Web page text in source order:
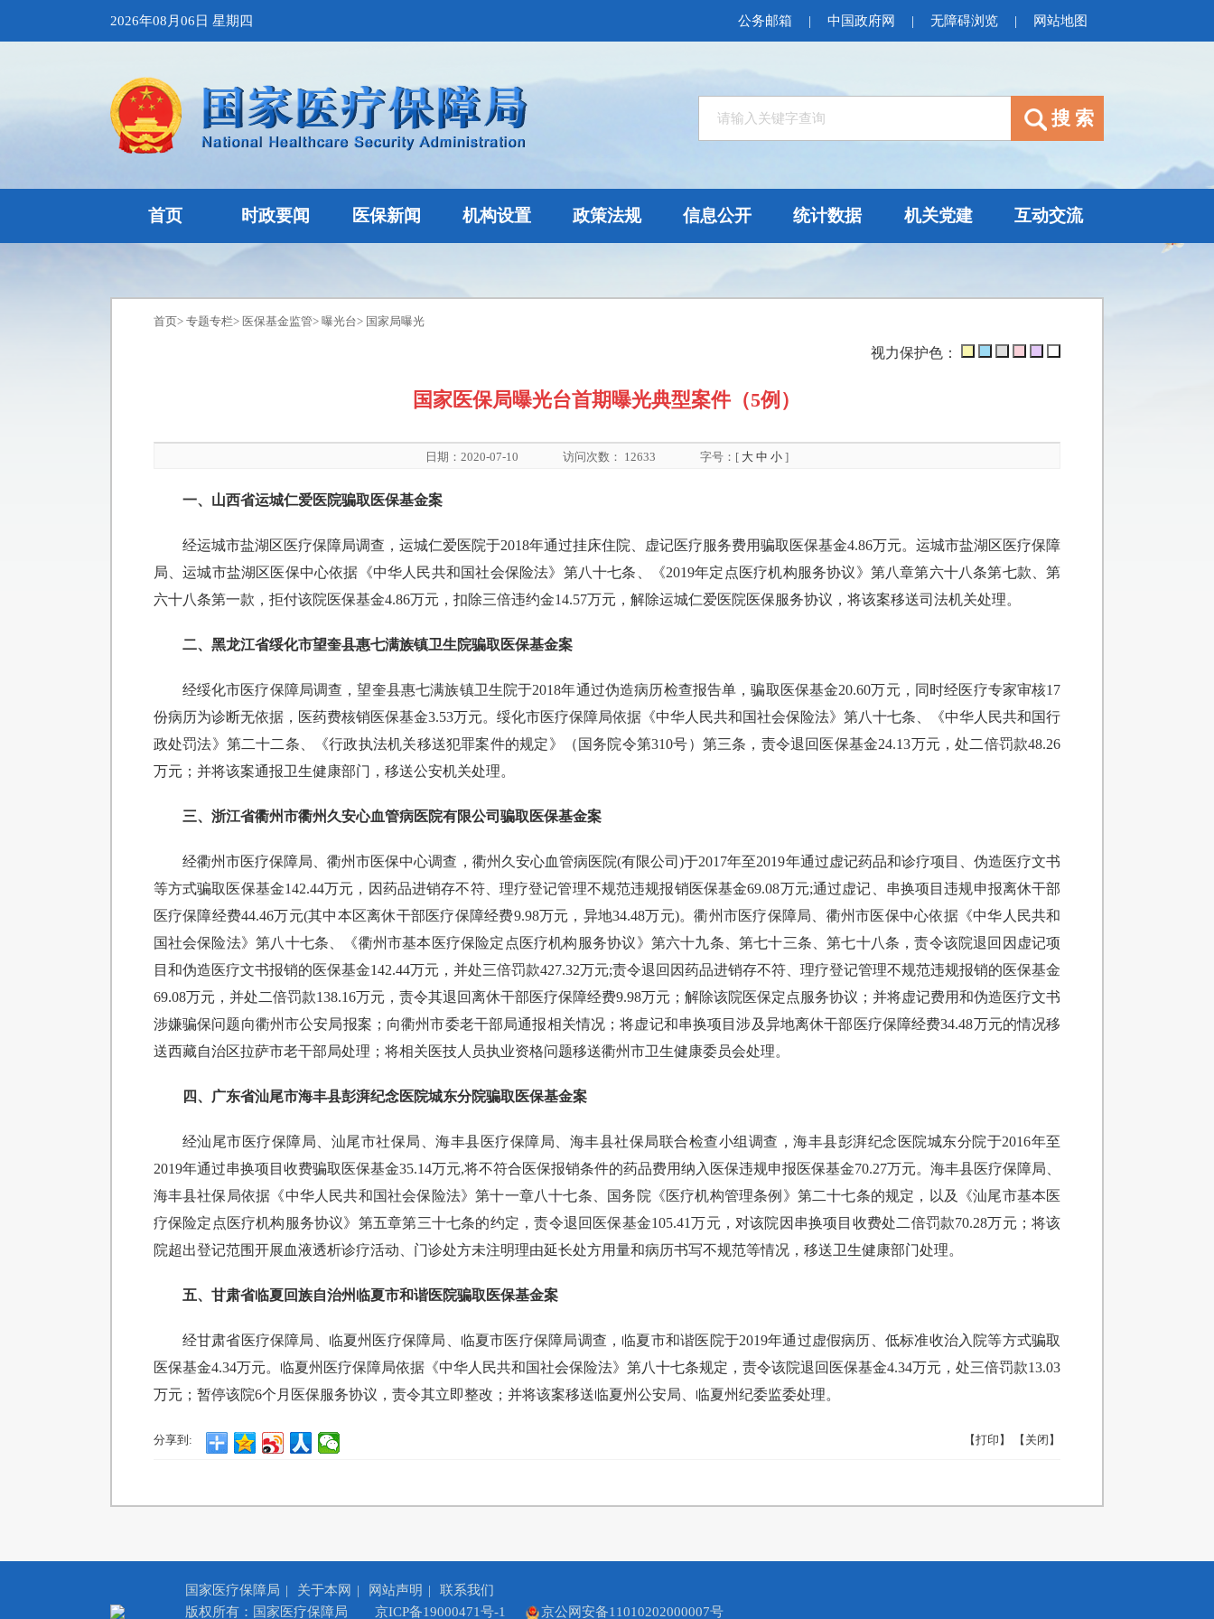
2026年08月06日 星期四 公务邮箱 | 中国政府网 | 无障碍浏览 | 网站地图
首页 时政要闻 医保新闻 机构设置 政策法规 信息公开 统计数据 机关党建 互动交流
首页> 专题专栏> 医保基金监管> 曝光台> 国家局曝光
视力保护色：
国家医保局曝光台首期曝光典型案件（5例）
日期：2020-07-10 访问次数： 12633 字号：[ 大 中 小]
一、山西省运城仁爱医院骗取医保基金案
经运城市盐湖区医疗保障局调查，运城仁爱医院于2018年通过挂床住院、虚记医疗服务费用骗取医保基金4.86万元。运城市盐湖区医疗保障
局、运城市盐湖区医保中心依据《中华人民共和国社会保险法》第八十七条、《2019年定点医疗机构服务协议》第八章第六十八条第七款、第
六十八条第一款，拒付该院医保基金4.86万元，扣除三倍违约金14.57万元，解除运城仁爱医院医保服务协议，将该案移送司法机关处理。
二、黑龙江省绥化市望奎县惠七满族镇卫生院骗取医保基金案
经绥化市医疗保障局调查，望奎县惠七满族镇卫生院于2018年通过伪造病历检查报告单，骗取医保基金20.60万元，同时经医疗专家审核17
份病历为诊断无依据，医药费核销医保基金3.53万元。绥化市医疗保障局依据《中华人民共和国社会保险法》第八十七条、《中华人民共和国行
政处罚法》第二十二条、《行政执法机关移送犯罪案件的规定》（国务院令第310号）第三条，责令退回医保基金24.13万元，处二倍罚款48.26
万元；并将该案通报卫生健康部门，移送公安机关处理。
三、浙江省衢州市衢州久安心血管病医院有限公司骗取医保基金案
经衢州市医疗保障局、衢州市医保中心调查，衢州久安心血管病医院(有限公司)于2017年至2019年通过虚记药品和诊疗项目、伪造医疗文书
等方式骗取医保基金142.44万元，因药品进销存不符、理疗登记管理不规范违规报销医保基金69.08万元;通过虚记、串换项目违规申报离休干部
医疗保障经费44.46万元(其中本区离休干部医疗保障经费9.98万元，异地34.48万元)。衢州市医疗保障局、衢州市医保中心依据《中华人民共和
国社会保险法》第八十七条、《衢州市基本医疗保险定点医疗机构服务协议》第六十九条、第七十三条、第七十八条，责令该院退回因虚记项
目和伪造医疗文书报销的医保基金142.44万元，并处三倍罚款427.32万元;责令退回因药品进销存不符、理疗登记管理不规范违规报销的医保基金
69.08万元，并处二倍罚款138.16万元，责令其退回离休干部医疗保障经费9.98万元；解除该院医保定点服务协议；并将虚记费用和伪造医疗文书
涉嫌骗保问题向衢州市公安局报案；向衢州市委老干部局通报相关情况；将虚记和串换项目涉及异地离休干部医疗保障经费34.48万元的情况移
送西藏自治区拉萨市老干部局处理；将相关医技人员执业资格问题移送衢州市卫生健康委员会处理。
四、广东省汕尾市海丰县彭湃纪念医院城东分院骗取医保基金案
经汕尾市医疗保障局、汕尾市社保局、海丰县医疗保障局、海丰县社保局联合检查小组调查，海丰县彭湃纪念医院城东分院于2016年至
2019年通过串换项目收费骗取医保基金35.14万元,将不符合医保报销条件的药品费用纳入医保违规申报医保基金70.27万元。海丰县医疗保障局、
海丰县社保局依据《中华人民共和国社会保险法》第十一章八十七条、国务院《医疗机构管理条例》第二十七条的规定，以及《汕尾市基本医
疗保险定点医疗机构服务协议》第五章第三十七条的约定，责令退回医保基金105.41万元，对该院因串换项目收费处二倍罚款70.28万元；将该
院超出登记范围开展血液透析诊疗活动、门诊处方未注明理由延长处方用量和病历书写不规范等情况，移送卫生健康部门处理。
五、甘肃省临夏回族自治州临夏市和谐医院骗取医保基金案
经甘肃省医疗保障局、临夏州医疗保障局、临夏市医疗保障局调查，临夏市和谐医院于2019年通过虚假病历、低标准收治入院等方式骗取
医保基金4.34万元。临夏州医疗保障局依据《中华人民共和国社会保险法》第八十七条规定，责令该院退回医保基金4.34万元，处三倍罚款13.03
万元；暂停该院6个月医保服务协议，责令其立即整改；并将该案移送临夏州公安局、临夏州纪委监委处理。
分享到: 【打印】 【关闭】
国家医疗保障局 | 关于本网 | 网站声明 |
联系我们
版权所有：国家医疗保障局
京ICP备19000471号-1 京公网安备11010202000007号